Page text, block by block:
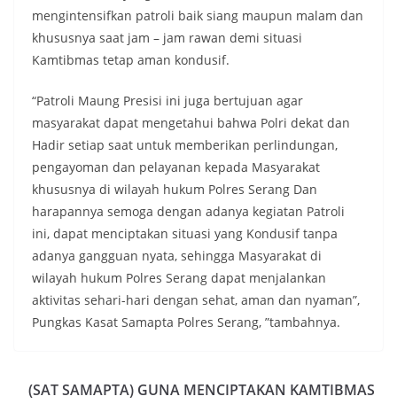
mengintensifkan patroli baik siang maupun malam dan
khususnya saat jam – jam rawan demi situasi
Kamtibmas tetap aman kondusif.
“Patroli Maung Presisi ini juga bertujuan agar
masyarakat dapat mengetahui bahwa Polri dekat dan
Hadir setiap saat untuk memberikan perlindungan,
pengayoman dan pelayanan kepada Masyarakat
khususnya di wilayah hukum Polres Serang Dan
harapannya semoga dengan adanya kegiatan Patroli
ini, dapat menciptakan situasi yang Kondusif tanpa
adanya gangguan nyata, sehingga Masyarakat di
wilayah hukum Polres Serang dapat menjalankan
aktivitas sehari-hari dengan sehat, aman dan nyaman”,
Pungkas Kasat Samapta Polres Serang, ”tambahnya.
(SAT SAMAPTA) GUNA MENCIPTAKAN KAMTIBMAS